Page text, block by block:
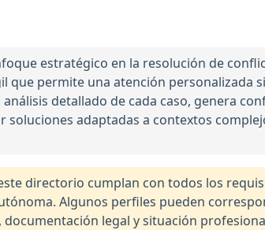
estratégico en la resolución de
que permite una atención personalizada
detallado de cada caso, genera
soluciones adaptadas a contextos
directorio cumplan con todos los
Algunos perfiles pueden
legal y situación